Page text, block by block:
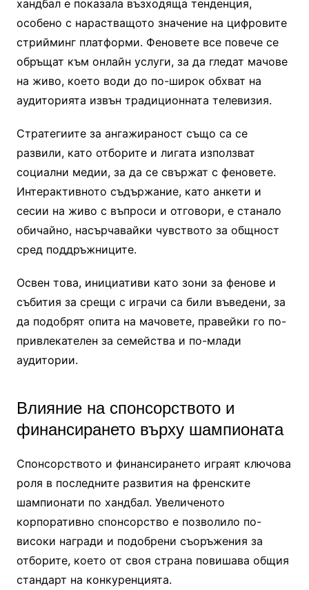
хандбал е показала възходяща тенденция,
особено с нарастващото значение на цифровите
стрийминг платформи. Феновете все повече се
обръщат към онлайн услуги, за да гледат мачове
на живо, което води до по-широк обхват на
аудиторията извън традиционната телевизия.
Стратегиите за ангажираност също са се
развили, като отборите и лигата използват
социални медии, за да се свържат с феновете.
Интерактивното съдържание, като анкети и
сесии на живо с въпроси и отговори, е станало
обичайно, насърчавайки чувството за общност
сред поддръжниците.
Освен това, инициативи като зони за фенове и
събития за срещи с играчи са били въведени, за
да подобрят опита на мачовете, правейки го по-
привлекателен за семейства и по-млади
аудитории.
Влияние на спонсорството и
финансирането върху шампионата
Спонсорството и финансирането играят ключова
роля в последните развития на френските
шампионати по хандбал. Увеличеното
корпоративно спонсорство е позволило по-
високи награди и подобрени съоръжения за
отборите, което от своя страна повишава общия
стандарт на конкуренцията.